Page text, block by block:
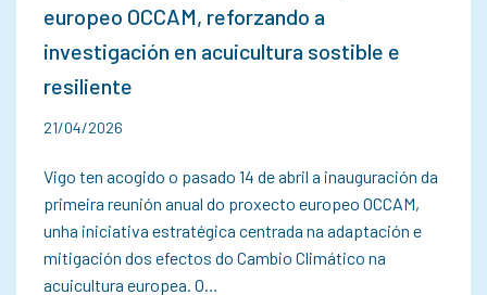
europeo OCCAM, reforzando a
investigación en acuicultura sostible e
resiliente
21/04/2026
Vigo ten acogido o pasado 14 de abril a inauguración da
primeira reunión anual do proxecto europeo OCCAM,
unha iniciativa estratégica centrada na adaptación e
mitigación dos efectos do Cambio Climático na
acuicultura europea. O…